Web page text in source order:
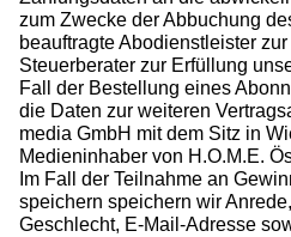
zum Zwecke der Abbuchung
beauftragte Abodienstleister
Steuerberater zur Erfüllung
Fall der Bestellung eines
die Daten zur weiteren
media GmbH mit dem Sitz in
Medieninhaber von H.O.M.E.
Im Fall der Teilnahme an
speichern speichern wir
Geschlecht, E-Mail-Adresse